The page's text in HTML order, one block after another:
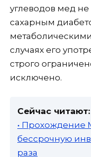
углеводов мед
сахарным
случаях его
строго
исключено.
Сейчас читают:
• Прохождение
бессрочную
раза